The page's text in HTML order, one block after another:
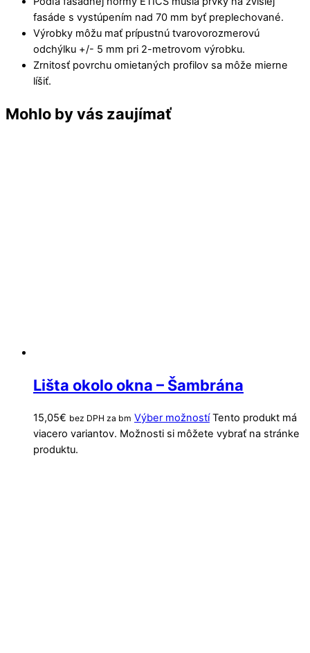
fasáde s vystúpením nad 70 mm byť preplechované.
Výrobky môžu mať prípustnú tvarovorozmerovú
odchýlku +/- 5 mm pri 2-metrovom výrobku.
Zrnitosť povrchu omietaných profilov sa môže mierne
líšiť.
Mohlo by vás zaujímať
Lišta okolo okna – Šambrána
15,05€ bez DPH za bm Výber možností Tento produkt má
viacero variantov. Možnosti si môžete vybrať na stránke
produktu.